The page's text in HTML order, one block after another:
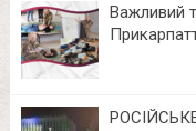
Важливий